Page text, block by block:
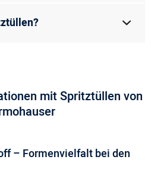
mit Spritztüllen von
– Formenvielfalt bei den